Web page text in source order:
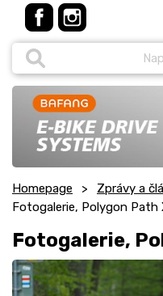
Homepage Zprávy a
Fotogalerie, Polygon Path
Fotogalerie,